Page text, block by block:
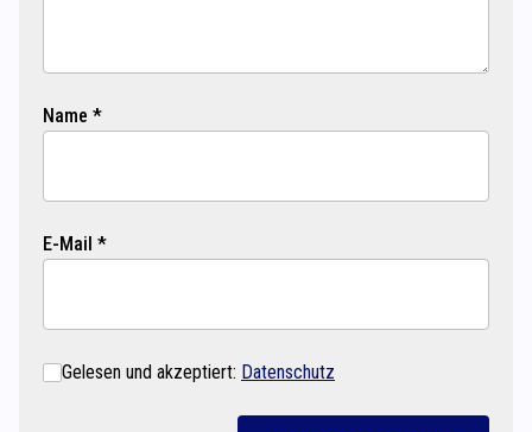
Name *
E-Mail *
Gelesen und akzeptiert: Datenschutz